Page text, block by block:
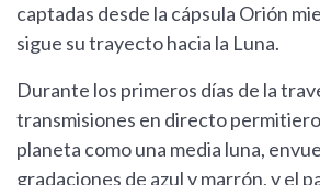
captadas desde la cápsula Orión
sigue su trayecto hacia la Luna.
Durante los primeros días de la
transmisiones en directo
planeta como una media luna,
gradaciones de azul y marrón, y el